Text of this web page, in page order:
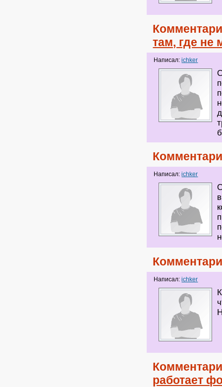
там, где не
Написал:ichker
Написал:ichker
Написал:ichker
работает